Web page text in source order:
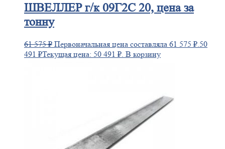
ШВЕЛЛЕРг/к 09Г2С 20, цена за
тонну
61 575₽ Первоначальная цена составляла 61 575 ₽. 50
491 ₽Текущая цена: 50 491 ₽. В корзину